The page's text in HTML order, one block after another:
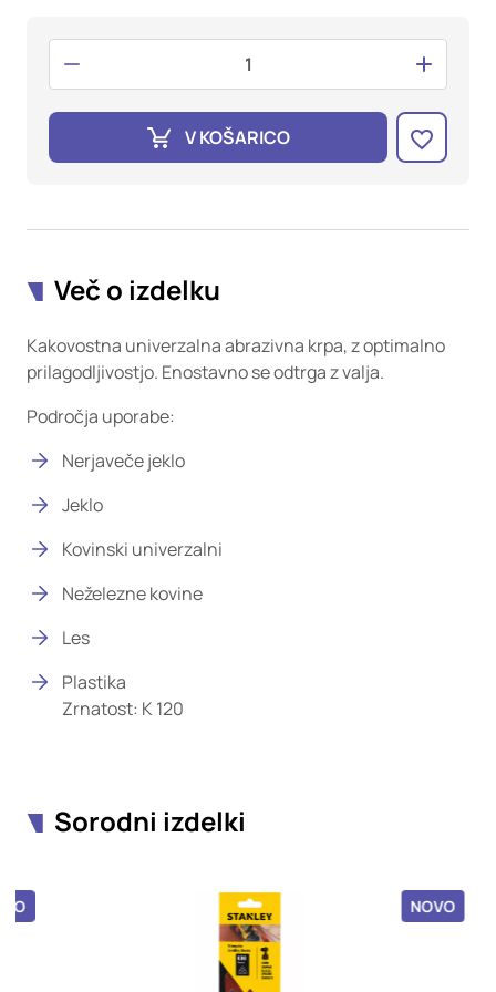
V KOŠARICO
Več o izdelku
Kakovostna univerzalna abrazivna krpa, z optimalno
prilagodljivostjo. Enostavno se odtrga z valja.
Področja uporabe:
Nerjaveče jeklo
Jeklo
Kovinski univerzalni
Neželezne kovine
Les
Plastika
Zrnatost: K 120
Sorodni izdelki
NOVO
edinstveno prepoznavanje vašega brskalnika in naprave. Če
zavrnete uporabo teh piškotkov, ne boste deležni našega
ciljnega spletnega oglaševanja.